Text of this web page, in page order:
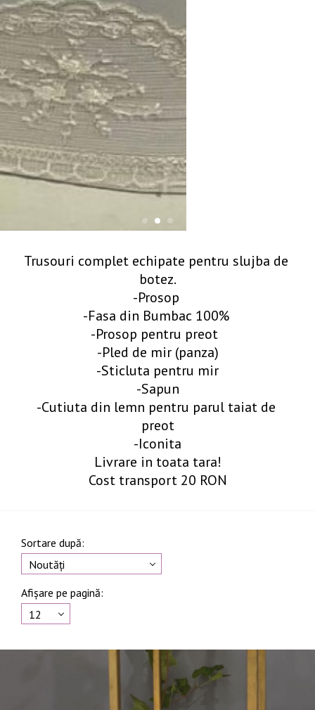
Trusouri complet echipate pentru slujba de
botez.
-Prosop
-Fasa din Bumbac 100%
-Prosop pentru preot
-Pled de mir (panza)
-Sticluta pentru mir
-Sapun
-Cutiuta din lemn pentru parul taiat de
preot
-Iconita
Livrare in toata tara!
Cost transport 20 RON
Sortare după:
Noutăți
Afișare pe pagină:
12